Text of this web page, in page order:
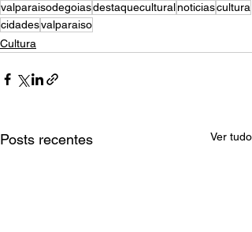
valparaisodegoiasdestaqueculturalnoticiascultura
cidadesvalparaiso
Cultura
Posts recentes Ver tudo